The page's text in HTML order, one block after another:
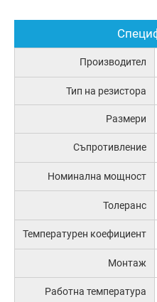
Производител
Тип на резистора
Размери
Съпротивление
Номинална мощност
Толеранс
Температурен коефициент
Монтаж
Работна температура